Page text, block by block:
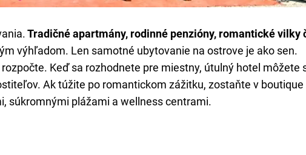
Tradičné apartmány, rodinné penzióny, romantické vilky
výhľadom. Len samotné ubytovanie na ostrove je ako sen.
Keď sa rozhodnete pre miestny, útulný hotel môžete
Ak túžite po romantickom zážitku, zostaňte v boutique
súkromnými plážami a wellness centrami.